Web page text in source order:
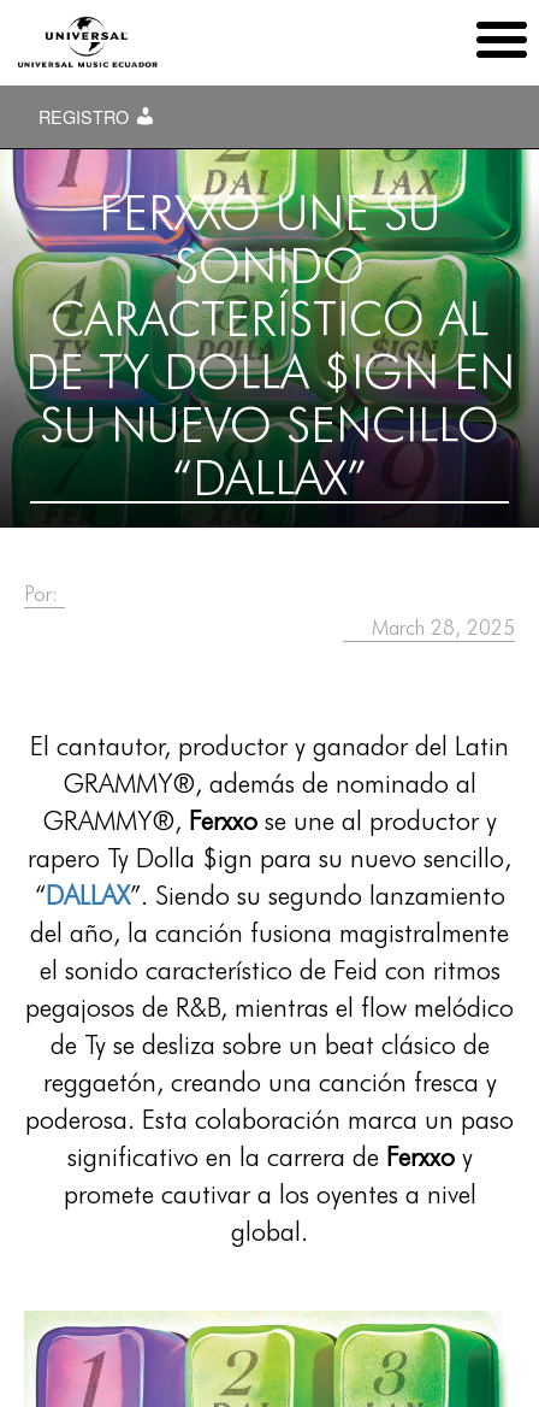
REGISTRO
FERXXO UNE SU
SONIDO
CARACTERÍSTICO AL
DE TY DOLLA $IGN EN
SU NUEVO SENCILLO
“DALLAX”
Por:
March 28, 2025
El cantautor, productor y ganador del Latin
GRAMMY®, además de nominado al
GRAMMY®, Ferxxo se une al productor y
rapero Ty Dolla $ign para su nuevo sencillo,
“DALLAX”. Siendo su segundo lanzamiento
del año, la canción fusiona magistralmente
el sonido característico de Feid con ritmos
pegajosos de R&B, mientras el flow melódico
de Ty se desliza sobre un beat clásico de
reggaetón, creando una canción fresca y
poderosa. Esta colaboración marca un paso
significativo en la carrera de Ferxxo y
promete cautivar a los oyentes a nivel
global.